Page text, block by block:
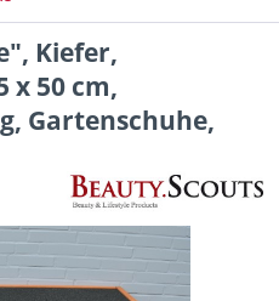
Kiefer,
x 50 cm,
Gartenschuhe,